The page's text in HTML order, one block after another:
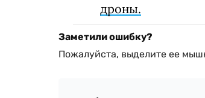
дроны.
Заметили ошибку?
Пожалуйста, выделите ее